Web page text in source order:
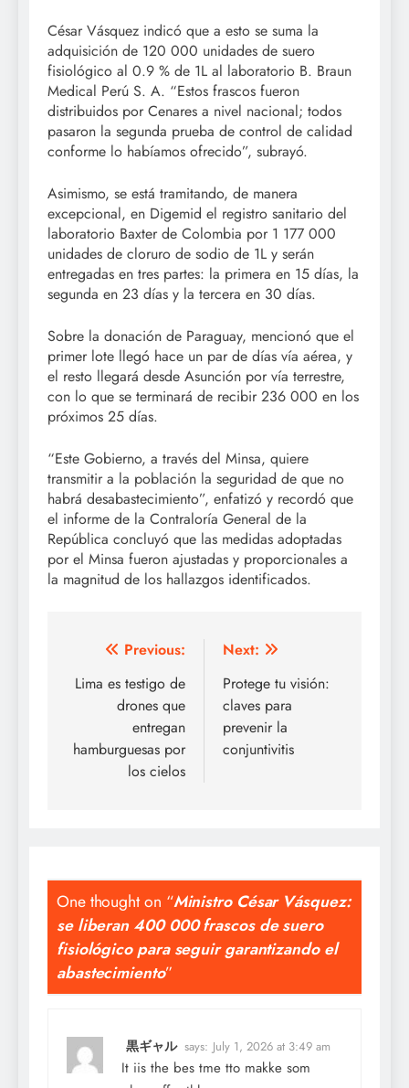
César Vásquez indicó que a esto se suma la
adquisición de 120 000 unidades de suero
fisiológico al 0.9 % de 1L al laboratorio B. Braun
Medical Perú S. A. “Estos frascos fueron
distribuidos por Cenares a nivel nacional; todos
pasaron la segunda prueba de control de calidad
conforme lo habíamos ofrecido”, subrayó.
Asimismo, se está tramitando, de manera
excepcional, en Digemid el registro sanitario del
laboratorio Baxter de Colombia por 1 177 000
unidades de cloruro de sodio de 1L y serán
entregadas en tres partes: la primera en 15 días, la
segunda en 23 días y la tercera en 30 días.
Sobre la donación de Paraguay, mencionó que el
primer lote llegó hace un par de días vía aérea, y
el resto llegará desde Asunción por vía terrestre,
con lo que se terminará de recibir 236 000 en los
próximos 25 días.
“Este Gobierno, a través del Minsa, quiere
transmitir a la población la seguridad de que no
habrá desabastecimiento”, enfatizó y recordó que
el informe de la Contraloría General de la
República concluyó que las medidas adoptadas
por el Minsa fueron ajustadas y proporcionales a
la magnitud de los hallazgos identificados.
Post
navigation
Previous:
Lima es testigo de
drones que
entregan
hamburguesas por
los cielos
Next:
Protege tu visión:
claves para
prevenir la
conjuntivitis
One thought on “Ministro César Vásquez:
se liberan 400 000 frascos de suero
fisiológico para seguir garantizando el
abastecimiento”
黒ギャル says: July 1, 2026 at 3:49 am
It iis the bes tme tto makke som